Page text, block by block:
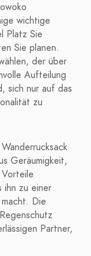
wichtige
Platz Sie
Sie planen.
der über
Aufteilung
sich nur auf das
zu
Geräumigkeit,
ihn zu einer
Die
Partner,